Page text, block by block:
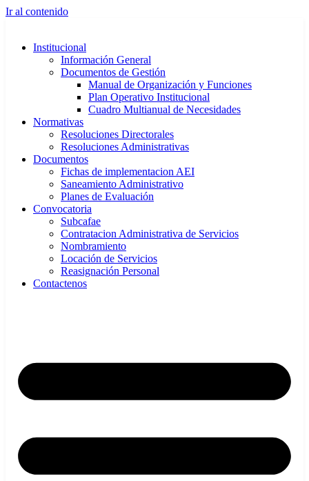
Ir al contenido
Institucional
Información General
Documentos de Gestión
Manual de Organización y Funciones
Plan Operativo Institucional
Cuadro Multianual de Necesidades
Normativas
Resoluciones Directorales
Resoluciones Administrativas
Documentos
Fichas de implementacion AEI
Saneamiento Administrativo
Planes de Evaluación
Convocatoria
Subcafae
Contratacion Administrativa de Servicios
Nombramiento
Locación de Servicios
Reasignación Personal
Contactenos